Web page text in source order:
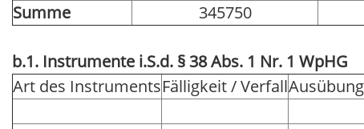
Summe
345750
b.1. Instrumente i.S.d. § 38 Abs. 1 Nr. 1 WpHG
Art des InstrumentsFälligkeit / Verfall